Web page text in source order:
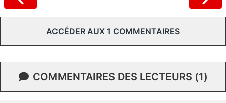
ACCÉDER AUX 1 COMMENTAIRES
COMMENTAIRES DES LECTEURS (1)